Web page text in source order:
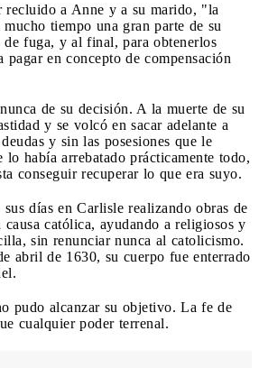
recluido a Anne y a su marido, "la
tiempo una gran parte de su
de fuga, y al final, para obtenerlos
en concepto de compensación
de su decisión. A la muerte de su
y se volcó en sacar adelante a
y sin las posesiones que le
lo había arrebatado prácticamente todo,
conseguir recuperar lo que era suyo.
días en Carlisle realizando obras de
católica, ayudando a religiosos y
sin renunciar nunca al catolicismo.
abril de 1630, su cuerpo fue enterrado
pudo alcanzar su objetivo. La fe de
cualquier poder terrenal.